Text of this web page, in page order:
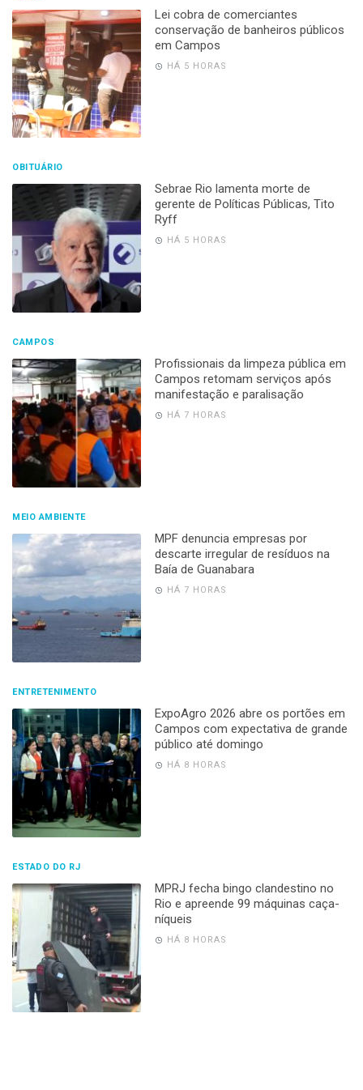
Lei cobra de comerciantes
conservação de banheiros públicos
em Campos
HÁ 5 HORAS
OBITUÁRIO
Sebrae Rio lamenta morte de
gerente de Políticas Públicas, Tito
Ryff
HÁ 5 HORAS
CAMPOS
Profissionais da limpeza pública em
Campos retomam serviços após
manifestação e paralisação
HÁ 7 HORAS
MEIO AMBIENTE
MPF denuncia empresas por
descarte irregular de resíduos na
Baía de Guanabara
HÁ 7 HORAS
ENTRETENIMENTO
ExpoAgro 2026 abre os portões em
Campos com expectativa de grande
público até domingo
HÁ 8 HORAS
ESTADO DO RJ
MPRJ fecha bingo clandestino no
Rio e apreende 99 máquinas caça-
níqueis
HÁ 8 HORAS